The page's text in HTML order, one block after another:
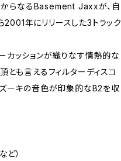
らなるBasement Jaxxが、自
年にリリースした3トラック
カッションが織りなす情熱的な
とも言えるフィルターディスコ
ーキの音色が印象的なB2を収
）